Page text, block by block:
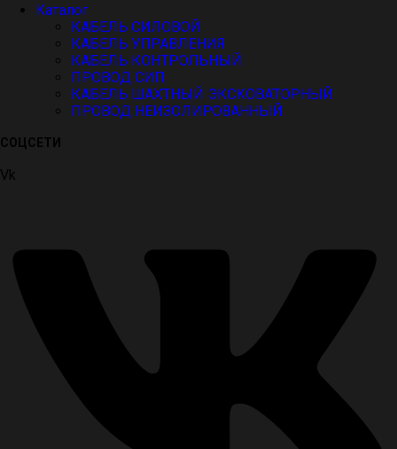
Каталог
КАБЕЛЬ СИЛОВОЙ
КАБЕЛЬ УПРАВЛЕНИЯ
КАБЕЛЬ КОНТРОЛЬНЫЙ
ПРОВОД СИП
КАБЕЛЬ ШАХТНЫЙ ЭКСКОВАТОРНЫЙ
ПРОВОД НЕИЗОЛИРОВАННЫЙ
СОЦСЕТИ
Vk